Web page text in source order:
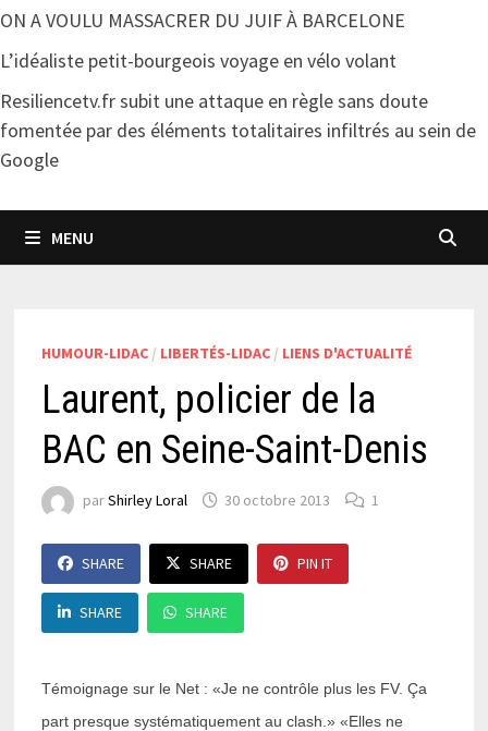
ON A VOULU MASSACRER DU JUIF À BARCELONE
L’idéaliste petit-bourgeois voyage en vélo volant
Resiliencetv.fr subit une attaque en règle sans doute
fomentée par des éléments totalitaires infiltrés au sein de
Google
MENU
HUMOUR-LIDAC/ LIBERTÉS-LIDAC/ LIENS D'ACTUALITÉ
Laurent, policier de la
BAC en Seine-Saint-Denis
parShirley Loral 30 octobre 2013 1
SHARE SHARE PIN IT
SHARE SHARE
Témoignage sur le Net : «Je ne contrôle plus les FV. Ça
part presque systématiquement au clash.» «Elles ne